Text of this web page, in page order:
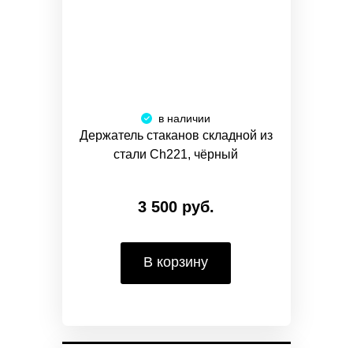
в наличии
Держатель стаканов складной из
стали Ch221, чёрный
3 500 руб.
В корзину